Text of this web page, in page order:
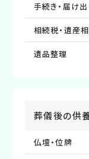
手続き・届け出
相続税・遺産
遺品整理
葬儀後の供
仏壇・位牌